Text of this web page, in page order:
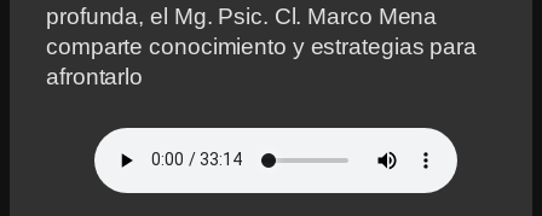
profunda, el Mg. Psic. Cl. Marco Mena
comparte conocimiento y estrategias para
afrontarlo